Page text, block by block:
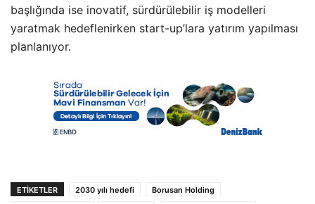
başlığında ise inovatif, sürdürülebilir iş modelleri
yaratmak hedeflenirken start-up’lara yatırım yapılması
planlanıyor.
ETIKETLER 2030 yılı hedefi
Borusan Holding